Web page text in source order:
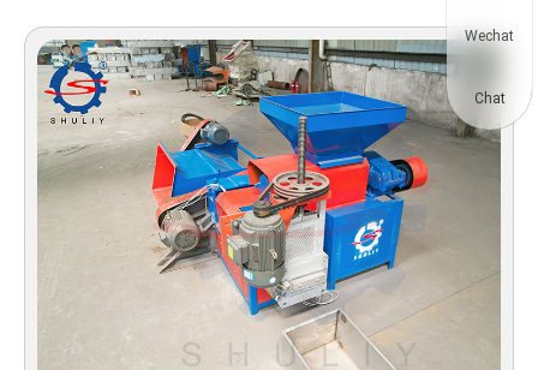
Wechat
Chat